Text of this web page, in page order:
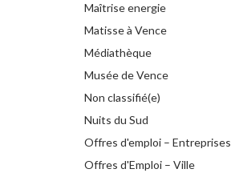
Maîtrise energie
Matisse à Vence
Médiathèque
Musée de Vence
Non classifié(e)
Nuits du Sud
Offres d'emploi – Entreprises
Offres d'Emploi – Ville